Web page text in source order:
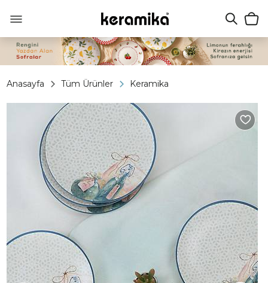
Anasayfa Tüm Ürünler Keramika